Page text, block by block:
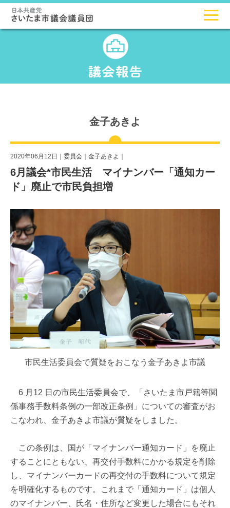
金子あきよ
2020年06月12日｜ 委員会 金子あきよ
6月議会*市民生活 マイナンバー「通知カー
ド」廃止で市民負担増
市民生活委員会で質疑をおこなう金子あきよ市議
6 月12 日の市民生活委員会で、「さいたま市戸籍等関
係事務手数料条例の一部改正条例」についての審査がお
こなわれ、金子あきよ市議が質疑をしました。
この条例は、国が「マイナンバー通知カード」を廃止
することにともない、再交付手数料にかかる規定を削除
し、マイナンバーカードの再交付の手数料について規定
を明確化するものです。これまで「通知カード」は個人
のマイナンバー、氏名・住所など変更した場合にもそれ